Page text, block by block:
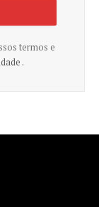
termos e
.